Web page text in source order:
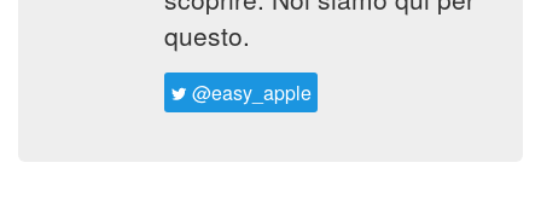
questo.
@easy_apple